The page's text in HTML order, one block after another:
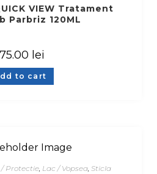
VIEW Tratament
Parbriz 120ML
lei
to cart
Protectie, Lac / Vopsea, Sticla